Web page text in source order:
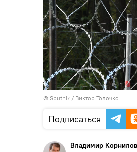
© Sputnik / Виктор Толочко
Подписаться
Владимир Корнилов